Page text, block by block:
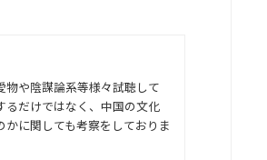
や陰謀論系等様々試聴して
るだけではなく、中国の文化
に関しても考察をしておりま